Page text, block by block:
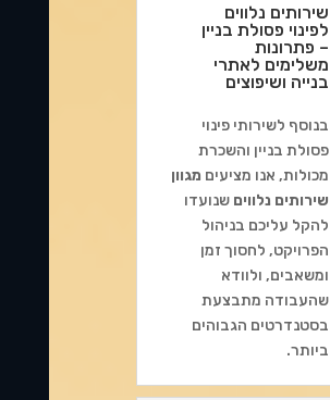
שירותים נלווים
לפינוי פסולת בניין
– פתרונות
משלימים לאתרי
בנייה ושיפוצים
בנוסף לשירותי פינוי
פסולת בניין והשכרת
מכולות, אנו מציעים מגוון
שירותים נלווים שנועדו
להקל עליכם בניהול
הפרויקט, לחסוך זמן
ומשאבים, ולוודא
שהעבודה מתבצעת
בסטנדרטים הגבוהים
ביותר.